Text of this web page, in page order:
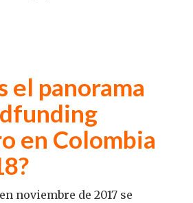
el panorama
en Colombia
noviembre de 2017 se